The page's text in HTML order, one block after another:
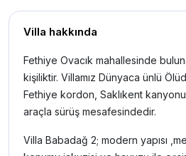
Villa hakkında
Fethiye Ovacık mahallesinde
kişiliktir. Villamız Dünyaca ünlü
Fethiye kordon, Saklıkent
araçla sürüş mesafesindedir.
Villa Babadağ 2; modern yapısı